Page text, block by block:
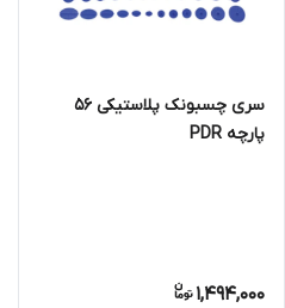
سری چسبونک پلاستیکی 56
پارچه PDR
1,494,000